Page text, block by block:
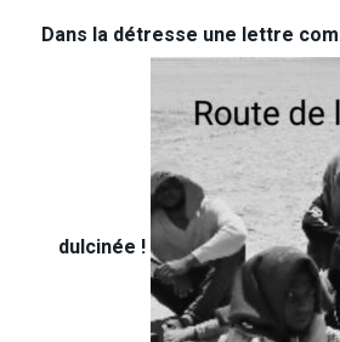
Dans la détresse une lettre
dulcinée !